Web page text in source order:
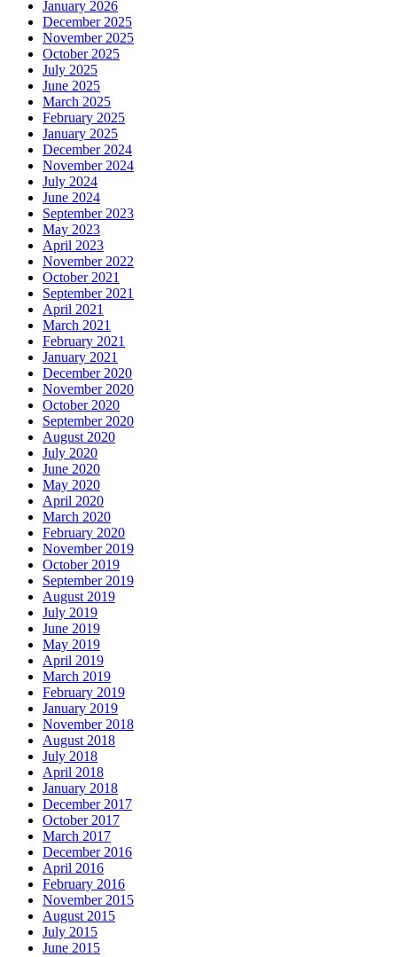
January 2026
December 2025
November 2025
October 2025
July 2025
June 2025
March 2025
February 2025
January 2025
December 2024
November 2024
July 2024
June 2024
September 2023
May 2023
April 2023
November 2022
October 2021
September 2021
April 2021
March 2021
February 2021
January 2021
December 2020
November 2020
October 2020
September 2020
August 2020
July 2020
June 2020
May 2020
April 2020
March 2020
February 2020
November 2019
October 2019
September 2019
August 2019
July 2019
June 2019
May 2019
April 2019
March 2019
February 2019
January 2019
November 2018
August 2018
July 2018
April 2018
January 2018
December 2017
October 2017
March 2017
December 2016
April 2016
February 2016
November 2015
August 2015
July 2015
June 2015